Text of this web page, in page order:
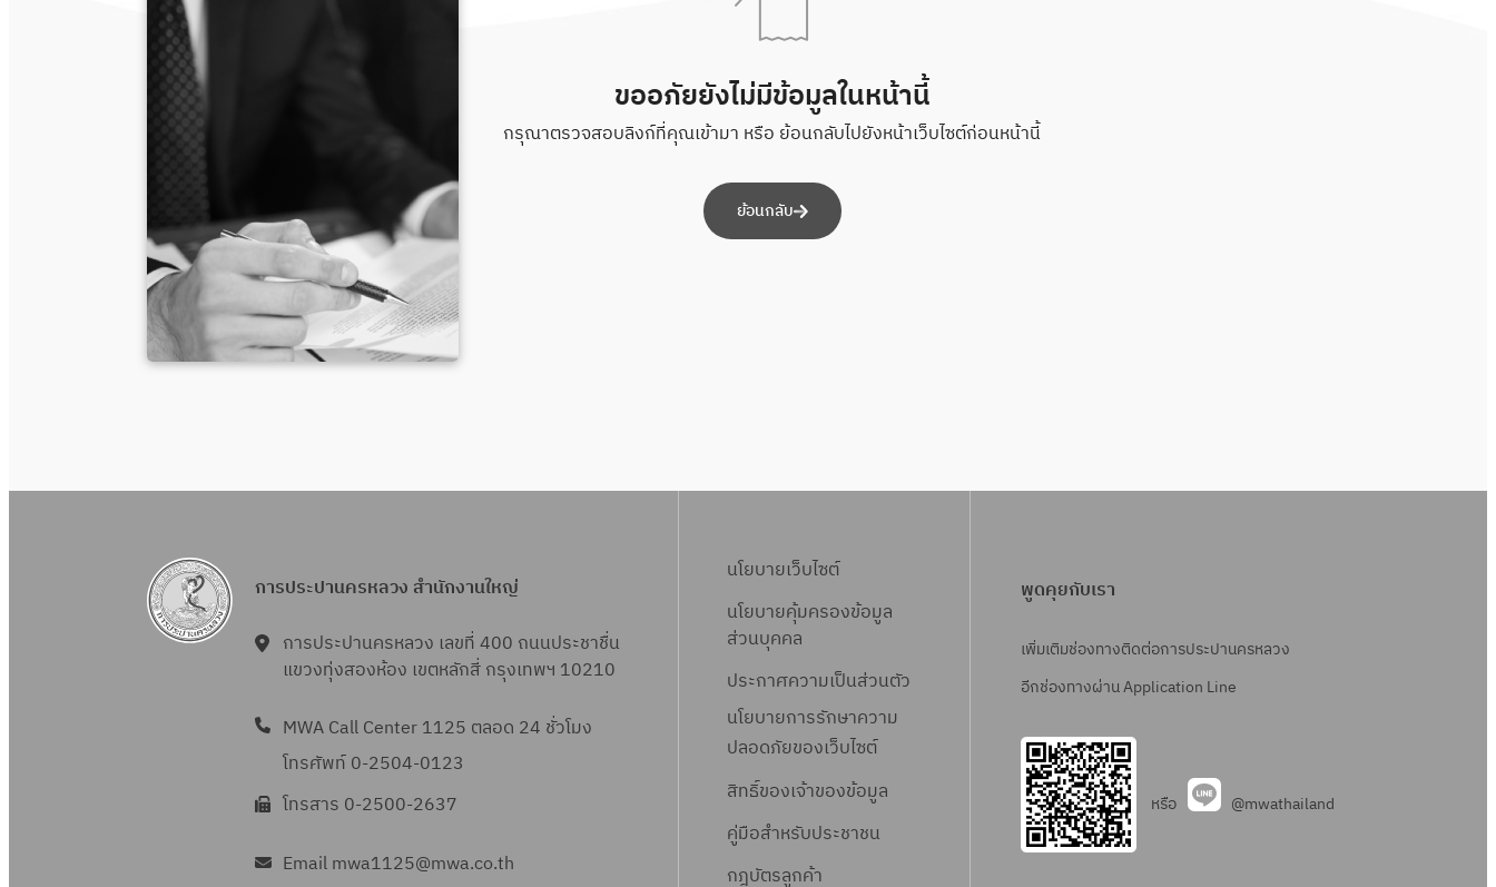
ขออภัยยังไม่มีข้อมูลในหน้านี้
กรุณาตรวจสอบลิงก์ที่คุณเข้ามา หรือ ย้อนกลับไปยังหน้าเว็บไซต์ก่อนหน้านี้
ย้อนกลับ
การประปานครหลวง สำนักงานใหญ่
การประปานครหลวง เลขที่ 400 ถนนประชาชื่น
แขวงทุ่งสองห้อง เขตหลักสี่ กรุงเทพฯ 10210
MWA Call Center 1125 ตลอด 24 ชั่วโมง
โทรศัพท์ 0-2504-0123
โทรสาร 0-2500-2637
Email mwa1125@mwa.co.th
นโยบายเว็บไซต์
นโยบายคุ้มครองข้อมูล
ส่วนบุคคล
ประกาศความเป็นส่วนตัว
นโยบายการรักษาความ
ปลอดภัยของเว็บไซต์
สิทธิ์ของเจ้าของข้อมูล
คู่มือสำหรับประชาชน
กฎบัตรลูกค้า
พูดคุยกับเรา
เพิ่มเติมช่องทางติดต่อการประปานครหลวง
อีกช่องทางผ่าน Application Line
หรือ @mwathailand